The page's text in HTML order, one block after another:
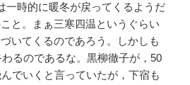
一時的に暖冬が戻ってくるようだ
と。まぁ三寒四温というぐらい
いてくるのであろう。しかしも
るのであるな。黒柳徹子が，50
でいくと言っていたが，下宿も